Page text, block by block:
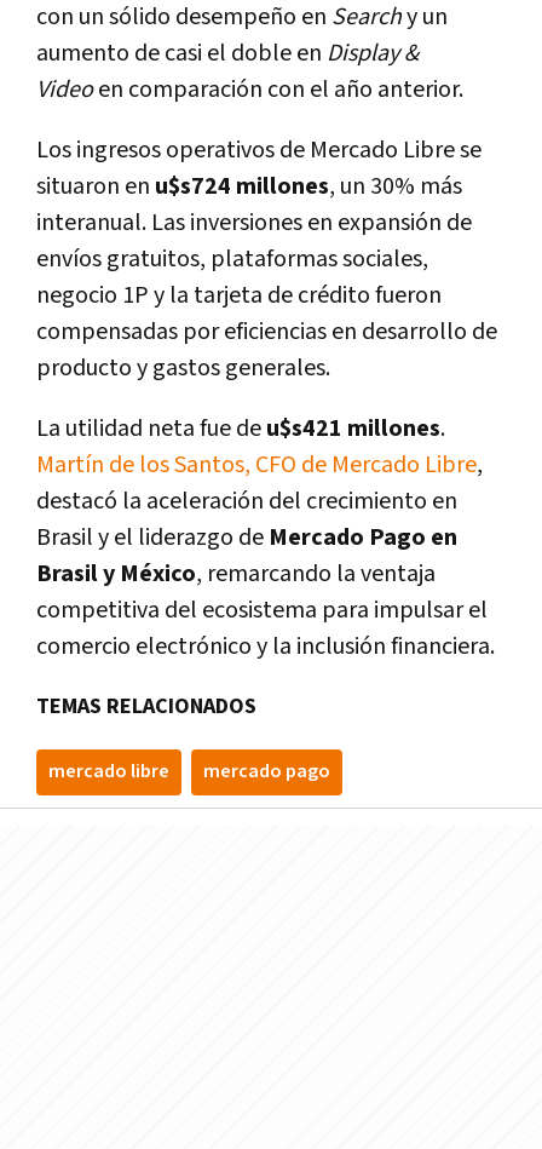
con un sólido desempeño en Searchy un
aumento de casi el doble en Display &
Videoen comparación con el año anterior.
Los ingresos operativos de Mercado Libre se
situaron en u$s724 millones, un 30% más
interanual. Las inversiones en expansión de
envíos gratuitos, plataformas sociales,
negocio 1P y la tarjeta de crédito fueron
compensadas por eficiencias en desarrollo de
producto y gastos generales.
La utilidad neta fue deu$s421 millones.
Martín de los Santos, CFO de Mercado Libre,
destacó la aceleración del crecimiento en
Brasil y el liderazgo de Mercado Pago en
Brasil y México, remarcando la ventaja
competitiva del ecosistema para impulsar el
comercio electrónico y la inclusión financiera.
TEMAS RELACIONADOS
mercado libre mercado pago